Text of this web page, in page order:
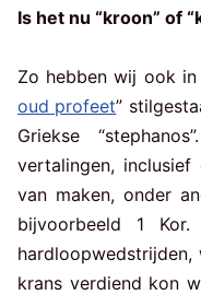
Is het nu “kroon” of
Zo hebben wij ook in
oud profeet”
Griekse
vertalingen, inclusief
van maken, onder
bijvoorbeeld 1
hardloopwedstrijden,
krans verdiend kon